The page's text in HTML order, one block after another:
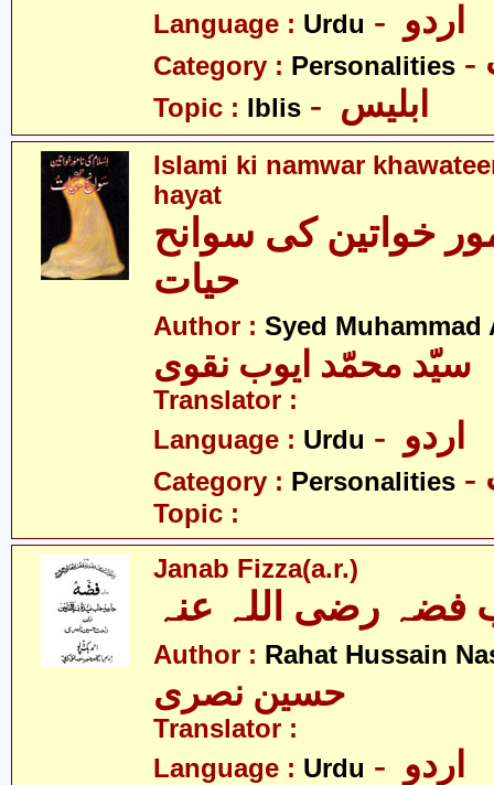
Language : Urdu
Category : Personalities
Topic : Iblis
Islami ki namwar
hayat
خواتین کی سوانح
Author : Syed Muhammad
سیّد محمّد ایوب نقوی
Translator :
Language : Urdu
Category : Personalities
Topic :
Janab Fizza(a.r.)
فضہ رضی اللہ عنہ
Author : Rahat Hussain
حسین نصری
Translator :
Language : Urdu